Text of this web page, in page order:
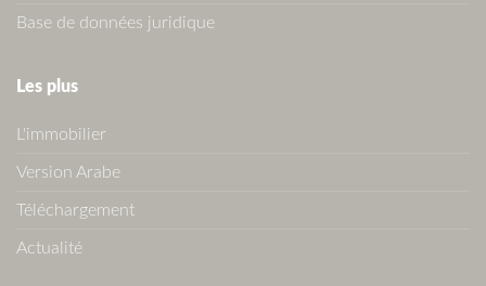
Base de données juridique
Les plus
L'immobilier
Version Arabe
Téléchargement
Actualité